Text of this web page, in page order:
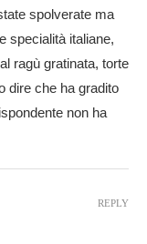
spolverate ma
specialità italiane,
ragù gratinata, torte
dire che ha gradito
non ha
REPLY